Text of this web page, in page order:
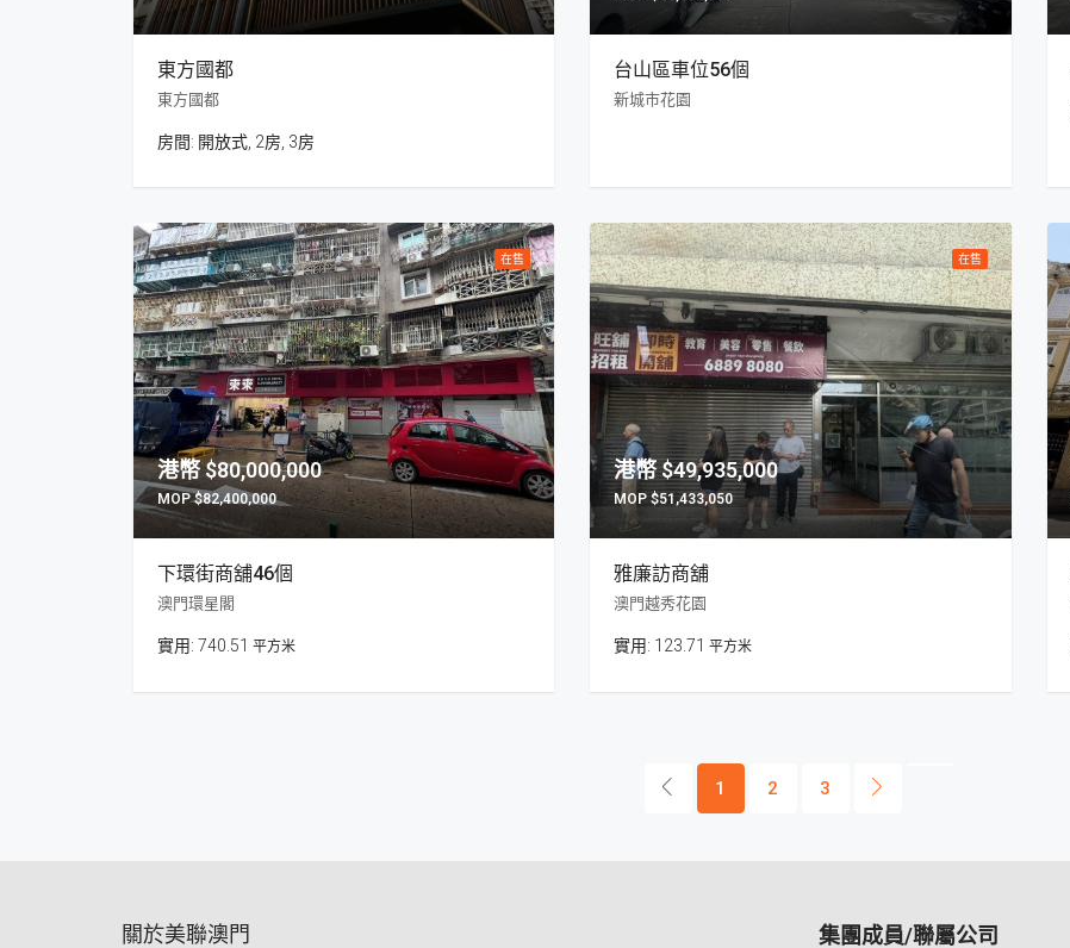
東方國都
東方國都
房間: 開放式, 2房, 3房
台山區車位56個
新城市花園
在售
$80,000,000
$82,400,000
下環街商舖46個
澳門環星閣
740.51 平方米
在售
$49,935,000
$51,433,050
雅廉訪商舖
澳門越秀花園
123.71 平方米
1 2 3
關於美聯澳門 集團成員/聯屬公司